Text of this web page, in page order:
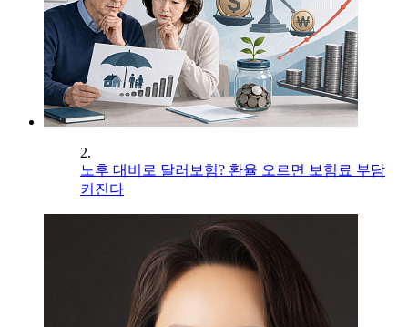
2.
노후 대비로 달러보험? 환율 오르면 보험료 부담
커진다